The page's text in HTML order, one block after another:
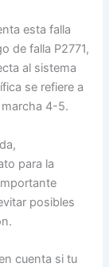
esta falla
de falla P2771,
al sistema
se refiere a
4-5.
para la
posibles
cuenta si tu